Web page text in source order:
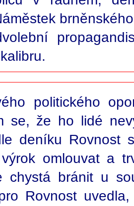
politického
se, že ho lidé
deníku Rovnost
výrok omlouvat a
chystá bránit u
Rovnost